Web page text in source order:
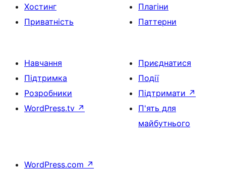
Хостинг
Приватність
Плагіни
Паттерни
Навчання
Підтримка
Розробники
WordPress.tv ↗
Приєднатися
Події
Підтримати ↗
П'ять для
майбутнього
WordPress.com ↗